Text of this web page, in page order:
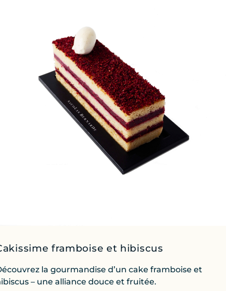
framboise et hibiscus
la gourmandise d’un cake framboise et
– une alliance douce et fruitée.